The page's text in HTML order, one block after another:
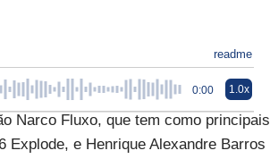
readme
0:00 1.0x
Narco Fluxo, que tem como principais
e Henrique Alexandre Barros